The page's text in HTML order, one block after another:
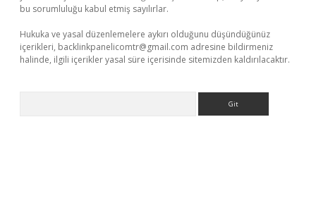
bu sorumluluğu kabul etmiş sayılırlar.
Hukuka ve yasal düzenlemelere aykırı olduğunu düşündüğünüz
içerikleri, backlinkpanelicomtr@gmail.com adresine bildirmeniz
halinde, ilgili içerikler yasal süre içerisinde sitemizden kaldırılacaktır.